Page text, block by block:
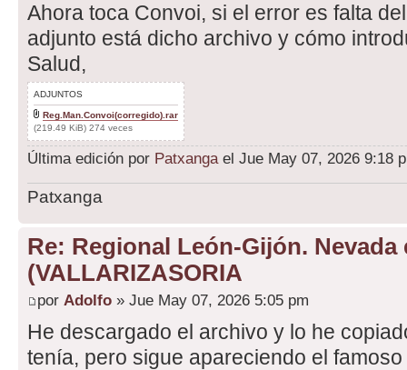
Ahora toca Convoi, si el error es falta
adjunto está dicho archivo y cómo
Salud,
ADJUNTOS
Reg.Man.Convoi(corregido).rar
(219.49 KiB) 274 veces
Última edición por Patxanga el Jue May 07, 2026 9:18
Patxanga
Re: Regional León-Gijón. Nevada
(VALLARIZASORIA
por Adolfo » Jue May 07, 2026 5:05 pm
He descargado el archivo y lo he
tenía, pero sigue apareciendo el